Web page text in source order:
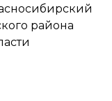
района